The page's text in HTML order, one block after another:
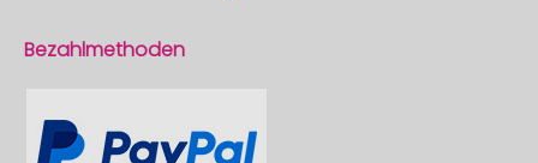
Bezahlmethoden